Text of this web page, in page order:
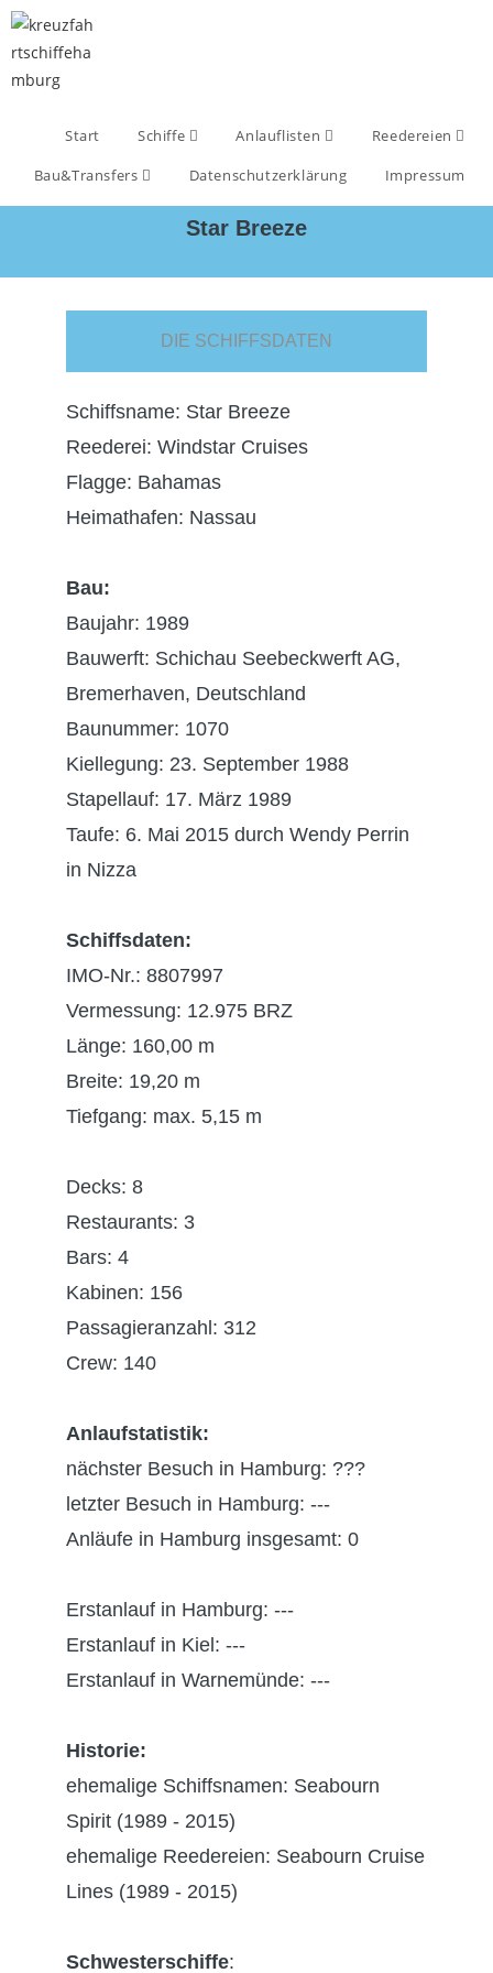
Start Schiffe Anlauflisten
Reedereien
Bau&Transfers
Datenschutzerklärung Impressum
Star Breeze
DIE SCHIFFSDATEN
Schiffsname: Star Breeze
Reederei: Windstar Cruises
Flagge: Bahamas
Heimathafen: Nassau
Bau:
Baujahr: 1989
Bauwerft: Schichau Seebeckwerft AG,
Bremerhaven, Deutschland
Baunummer: 1070
Kiellegung: 23. September 1988
Stapellauf: 17. März 1989
Taufe: 6. Mai 2015 durch Wendy Perrin
in Nizza
Schiffsdaten:
IMO-Nr.: 8807997
Vermessung: 12.975 BRZ
Länge: 160,00 m
Breite: 19,20 m
Tiefgang: max. 5,15 m
Decks: 8
Restaurants: 3
Bars: 4
Kabinen: 156
Passagieranzahl: 312
Crew: 140
Anlaufstatistik:
nächster Besuch in Hamburg: ???
letzter Besuch in Hamburg: ---
Anläufe in Hamburg insgesamt: 0
Erstanlauf in Hamburg: ---
Erstanlauf in Kiel: ---
Erstanlauf in Warnemünde: ---
Historie:
ehemalige Schiffsnamen: Seabourn
Spirit (1989 - 2015)
ehemalige Reedereien: Seabourn Cruise
Lines (1989 - 2015)
Schwesterschiffe: